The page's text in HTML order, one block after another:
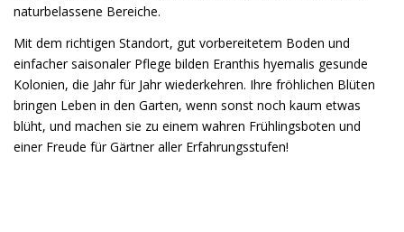
naturbelassene Bereiche.
Mit dem richtigen Standort, gut vorbereitetem Boden und
einfacher saisonaler Pflege bilden Eranthis hyemalis gesunde
Kolonien, die Jahr für Jahr wiederkehren. Ihre fröhlichen Blüten
bringen Leben in den Garten, wenn sonst noch kaum etwas
blüht, und machen sie zu einem wahren Frühlingsboten und
einer Freude für Gärtner aller Erfahrungsstufen!